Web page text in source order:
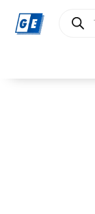
search